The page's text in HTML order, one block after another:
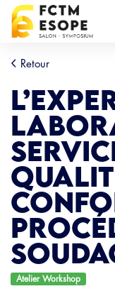
Retour
Atelier Workshop